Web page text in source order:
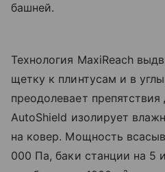
башней.
Технология MaxiReach
щетку к плинтусам и в
преодолевает
AutoShield изолирует
на ковер. Мощность
000 Па, баки станции на 5